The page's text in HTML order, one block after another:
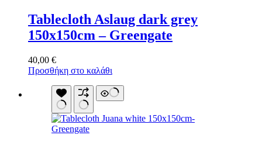
Tablecloth Aslaug dark grey
150x150cm – Greengate
40,00 €
Προσθήκη στο καλάθι